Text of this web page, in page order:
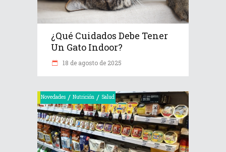
¿Qué Cuidados Debe Tener
Un Gato Indoor?
18 de agosto de 2025
Novedades / Nutrición / Salud